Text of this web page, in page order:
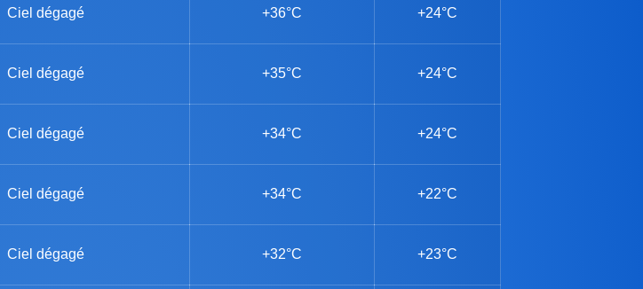
Ciel dégagé +36°C +24°C
Ciel dégagé +35°C +24°C
Ciel dégagé +34°C +24°C
Ciel dégagé +34°C +22°C
Ciel dégagé +32°C +23°C